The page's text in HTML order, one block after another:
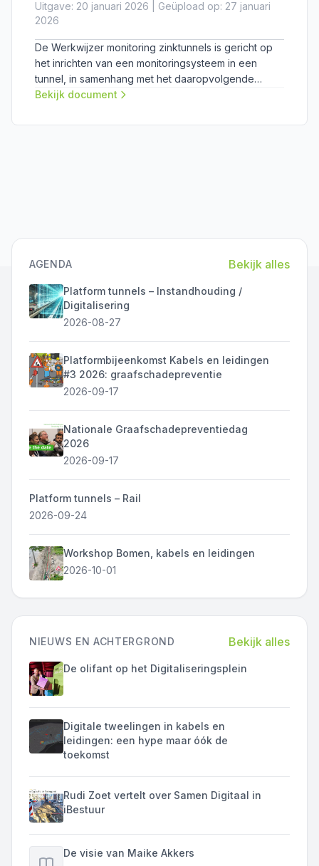
Uitgave: 20 januari 2026 | Geüpload op: 27 januari
2026
De Werkwijzer monitoring zinktunnels is gericht op
het inrichten van een monitoringsysteem in een
tunnel, in samenhang met het daaropvolgende
proces van data-analyse, data-interpretatie, het
en het voorspellen van toekomstig gedrag. De
Bekijk document
AGENDA Bekijk alles
Platform tunnels – Instandhouding /
Digitalisering
2026-08-27
Platformbijeenkomst Kabels en leidingen
#3 2026: graafschadepreventie
2026-09-17
Nationale Graafschadepreventiedag
2026
2026-09-17
Platform tunnels – Rail
2026-09-24
Workshop Bomen, kabels en leidingen
2026-10-01
NIEUWS EN ACHTERGROND Bekijk alles
De olifant op het Digitaliseringsplein
Digitale tweelingen in kabels en
leidingen: een hype maar óók de
toekomst
Rudi Zoet vertelt over Samen Digitaal in
iBestuur
De visie van Maike Akkers